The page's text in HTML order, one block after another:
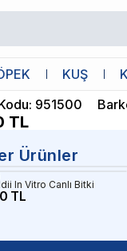
KUŞ
: 951500
TL
Ürünler
In Vitro Canlı Bitki
TL